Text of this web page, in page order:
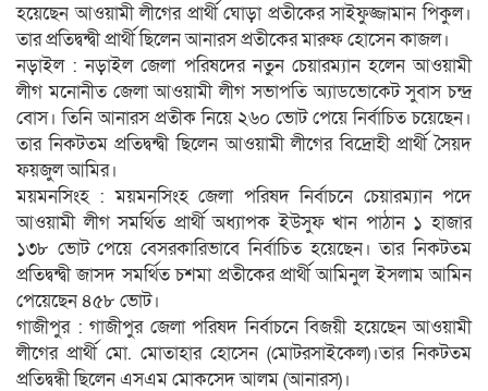
হয়েছেন আওয়ামী লীগের প্রার্থী ঘোড়া প্রতীকের সাইফুজ্জামান পিকুল।
তার প্রতিদ্বন্দ্বী প্রার্থী ছিলেন আনারস প্রতীকের মারুফ হোসেন কাজল।
নড়াইল : নড়াইল জেলা পরিষদের নতুন চেয়ারম্যান হলেন আওয়ামী
লীগ মনোনীত জেলা আওয়ামী লীগ সভাপতি অ্যাডভোকেট সুবাস চন্দ্র
বোস। তিনি আনারস প্রতীক নিয়ে ২৬০ ভোট পেয়ে নির্বাচিত চয়েছেন।
তার নিকটতম প্রতিদ্বন্দ্বী ছিলেন আওয়ামী লীগের বিদ্রোহী প্রার্থী সৈয়দ
ফয়জুল আমির।
ময়মনসিংহ : ময়মনসিংহ জেলা পরিষদ নির্বাচনে চেয়ারম্যান পদে
আওয়ামী লীগ সমর্থিত প্রার্থী অধ্যাপক ইউসুফ খান পাঠান ১ হাজার
১৩৮ ভোট পেয়ে বেসরকারিভাবে নির্বাচিত হয়েছেন। তার নিকটতম
প্রতিদ্বন্দ্বী জাসদ সমর্থিত চশমা প্রতীকের প্রার্থী আমিনুল ইসলাম আমিন
পেয়েছেন ৪৫৮ ভোট।
গাজীপুর : গাজীপুর জেলা পরিষদ নির্বাচনে বিজয়ী হয়েছেন আওয়ামী
লীগের প্রার্থী মো. মোতাহার হোসেন (মোটরসাইকেল)।তার নিকটতম
প্রতিদ্বন্ধী ছিলেন এসএম মোকসেদ আলম (আনারস)।